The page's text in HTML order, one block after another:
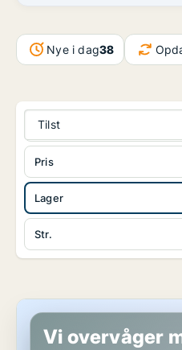
Nye i dag38
Tilst
Lager
Str.
Pris
Butik i Tranbjerg J
Vi overvåger